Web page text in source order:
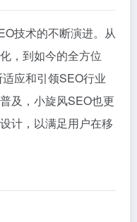
技术的不断演进。从
，到如今的全方位
应和引领SEO行业
及，小旋风SEO也更
计，以满足用户在移